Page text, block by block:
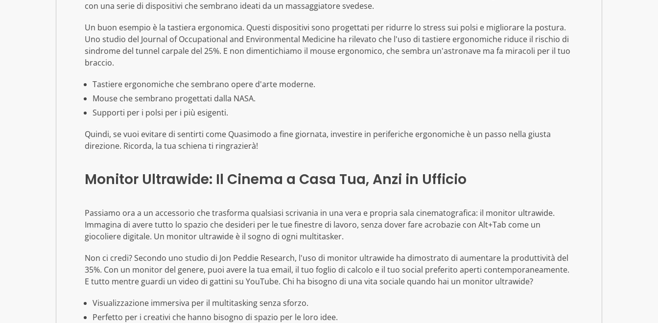
con una serie di dispositivi che sembrano ideati da un massaggiatore svedese.
Un buon esempio è la tastiera ergonomica. Questi dispositivi sono progettati per ridurre lo stress sui polsi e migliorare la postura.
Uno studio del Journal of Occupational and Environmental Medicine ha rilevato che l'uso di tastiere ergonomiche riduce il rischio di
sindrome del tunnel carpale del 25%. E non dimentichiamo il mouse ergonomico, che sembra un'astronave ma fa miracoli per il tuo
braccio.
Tastiere ergonomiche che sembrano opere d'arte moderne.
Mouse che sembrano progettati dalla NASA.
Supporti per i polsi per i più esigenti.
Quindi, se vuoi evitare di sentirti come Quasimodo a fine giornata, investire in periferiche ergonomiche è un passo nella giusta
direzione. Ricorda, la tua schiena ti ringrazierà!
Monitor Ultrawide: Il Cinema a Casa Tua, Anzi in Ufficio
Passiamo ora a un accessorio che trasforma qualsiasi scrivania in una vera e propria sala cinematografica: il monitor ultrawide.
Immagina di avere tutto lo spazio che desideri per le tue finestre di lavoro, senza dover fare acrobazie con Alt+Tab come un
giocoliere digitale. Un monitor ultrawide è il sogno di ogni multitasker.
Non ci credi? Secondo uno studio di Jon Peddie Research, l'uso di monitor ultrawide ha dimostrato di aumentare la produttività del
35%. Con un monitor del genere, puoi avere la tua email, il tuo foglio di calcolo e il tuo social preferito aperti contemporaneamente.
E tutto mentre guardi un video di gattini su YouTube. Chi ha bisogno di una vita sociale quando hai un monitor ultrawide?
Visualizzazione immersiva per il multitasking senza sforzo.
Perfetto per i creativi che hanno bisogno di spazio per le loro idee.